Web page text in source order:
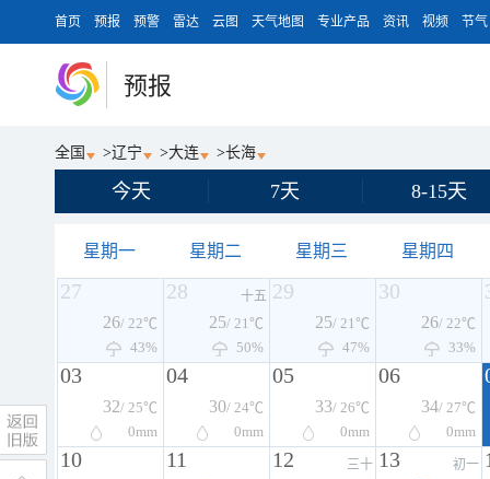
首页 预报 预警 雷达 云图 天气地图 专业产品 资讯 视频 节气
预报
全国 >辽宁 >大连 >长海
今天 7天 8-15天
星期一 星期二 星期三 星期四
27
26/ 22℃
43%
28 十五
25/ 21℃
50%
29
25/ 21℃
47%
30
26/ 22℃
33%
03
32/ 25℃
0mm
04
30/ 24℃
0mm
05
33/ 26℃
0mm
06
34/ 27℃
0mm
10 11 12 三十 13 初一